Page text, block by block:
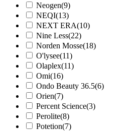
Neogen(9)
NEQI(13)
NEXT ERA(10)
Nine Less(22)
Norden Mosse(18)
O'lysee(11)
Olaplex(11)
Omi(16)
Ondo Beauty 36.5(6)
Orien(7)
Percent Science(3)
Perolite(8)
Potetion(7)